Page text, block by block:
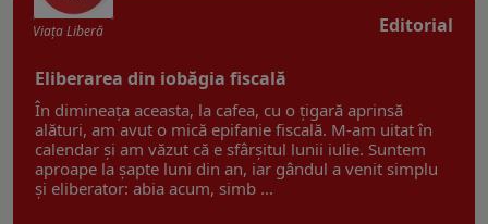
Editorial
Viaţa Liberă
Eliberarea din iobăgia fiscală
În dimineața aceasta, la cafea, cu o țigară aprinsă
alături, am avut o mică epifanie fiscală. M-am uitat în
calendar și am văzut că e sfârșitul lunii iulie. Suntem
aproape la șapte luni din an, iar gândul a venit simplu
și eliberator: abia acum, simb ...